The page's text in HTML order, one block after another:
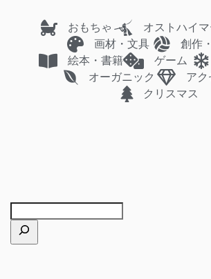
おもちゃ オストハイ
画材・文具
創作
絵本・書籍
ゲーム
オーガニック
アク
クリスマス